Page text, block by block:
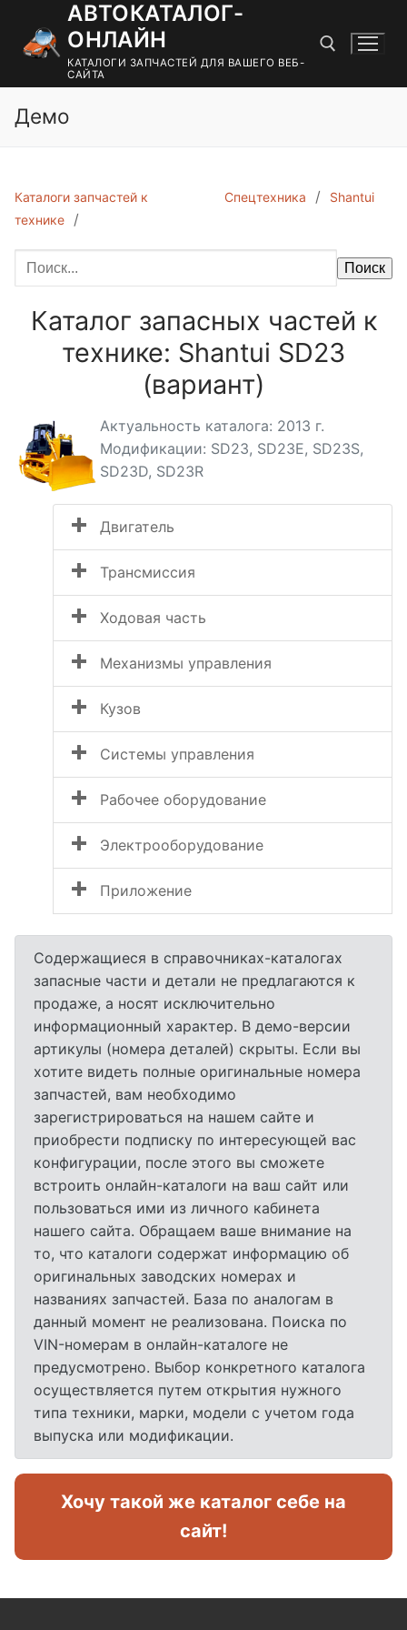
содержимому
АВТОКАТАЛОГ-
ОНЛАЙН
КАТАЛОГИ ЗАПЧАСТЕЙ ДЛЯ ВАШЕГО ВЕБ-
САЙТА
Демо
Каталоги запчастей к
технике
Спецтехника Shantui
Поиск
Каталог запасных частей к
технике: Shantui SD23
(вариант)
Актуальность каталога: 2013 г.
Модификации: SD23, SD23E, SD23S,
SD23D, SD23R
Двигатель
Трансмиссия
Ходовая часть
Механизмы управления
Кузов
Системы управления
Рабочее оборудование
Электрооборудование
Приложение
Содержащиеся в справочниках-каталогах
запасные части и детали не предлагаются к
продаже, а носят исключительно
информационный характер. В демо-версии
артикулы (номера деталей) скрыты. Если вы
хотите видеть полные оригинальные номера
запчастей, вам необходимо
зарегистрироваться на нашем сайте и
приобрести подписку по интересующей вас
конфигурации, после этого вы сможете
встроить онлайн-каталоги на ваш сайт или
пользоваться ими из личного кабинета
нашего сайта. Обращаем ваше внимание на
то, что каталоги содержат информацию об
оригинальных заводских номерах и
названиях запчастей. База по аналогам в
данный момент не реализована. Поиска по
VIN-номерам в онлайн-каталоге не
предусмотрено. Выбор конкретного каталога
осуществляется путем открытия нужного
типа техники, марки, модели с учетом года
выпуска или модификации.
Хочу такой же каталог себе на
сайт!